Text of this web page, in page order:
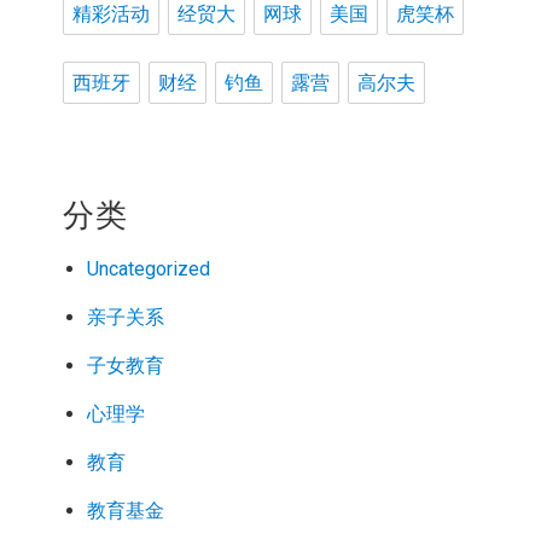
精彩活动 经贸大 网球 美国 虎笑杯
西班牙 财经 钓鱼 露营 高尔夫
分类
Uncategorized
亲子关系
子女教育
心理学
教育
教育基金